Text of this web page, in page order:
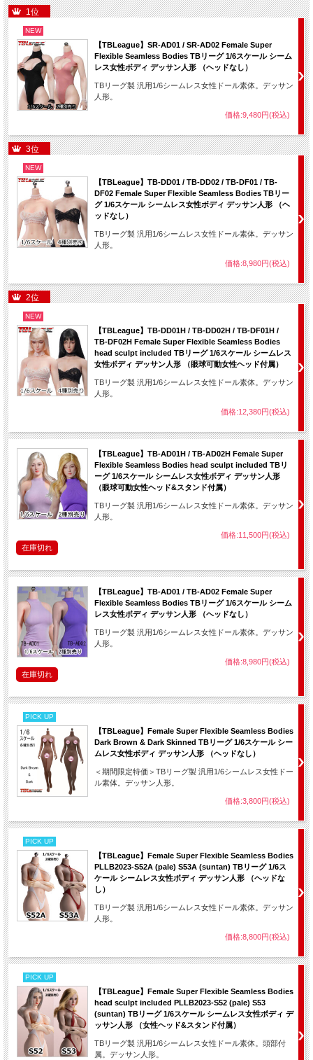
1位
NEW
【TBLeague】SR-AD01 / SR-AD02 Female Super
Flexible Seamless Bodies TBリーグ 1/6スケール シーム
レス女性ボディ デッサン人形 （ヘッドなし）
TBリーグ製 汎用1/6シームレス女性ドール素体。デッサン
人形。
価格:9,480円(税込)
3位
NEW
【TBLeague】TB-DD01 / TB-DD02 / TB-DF01 / TB-
DF02 Female Super Flexible Seamless Bodies TBリー
グ 1/6スケール シームレス女性ボディ デッサン人形 （ヘ
ッドなし）
TBリーグ製 汎用1/6シームレス女性ドール素体。デッサン
人形。
価格:8,980円(税込)
2位
NEW
【TBLeague】TB-DD01H / TB-DD02H / TB-DF01H /
TB-DF02H Female Super Flexible Seamless Bodies
head sculpt included TBリーグ 1/6スケール シームレス
女性ボディ デッサン人形 （眼球可動女性ヘッド付属）
TBリーグ製 汎用1/6シームレス女性ドール素体。デッサン
人形。
価格:12,380円(税込)
【TBLeague】TB-AD01H / TB-AD02H Female Super
Flexible Seamless Bodies head sculpt included TBリ
ーグ 1/6スケール シームレス女性ボディ デッサン人形
（眼球可動女性ヘッド&スタンド付属）
TBリーグ製 汎用1/6シームレス女性ドール素体。デッサン
人形。
価格:11,500円(税込)
在庫切れ
【TBLeague】TB-AD01 / TB-AD02 Female Super
Flexible Seamless Bodies TBリーグ 1/6スケール シーム
レス女性ボディ デッサン人形 （ヘッドなし）
TBリーグ製 汎用1/6シームレス女性ドール素体。デッサン
人形。
価格:8,980円(税込)
在庫切れ
PICK UP
【TBLeague】Female Super Flexible Seamless Bodies
Dark Brown & Dark Skinned TBリーグ 1/6スケール シー
ムレス女性ボディ デッサン人形 （ヘッドなし）
＜期間限定特価＞TBリーグ製 汎用1/6シームレス女性ドー
ル素体。デッサン人形。
価格:3,800円(税込)
PICK UP
【TBLeague】Female Super Flexible Seamless Bodies
PLLB2023-S52A (pale) S53A (suntan) TBリーグ 1/6ス
ケール シームレス女性ボディ デッサン人形 （ヘッドな
し）
TBリーグ製 汎用1/6シームレス女性ドール素体。デッサン
人形。
価格:8,800円(税込)
PICK UP
【TBLeague】Female Super Flexible Seamless Bodies
head sculpt included PLLB2023-S52 (pale) S53
(suntan) TBリーグ 1/6スケール シームレス女性ボディ デ
ッサン人形 （女性ヘッド&スタンド付属）
TBリーグ製 汎用1/6シームレス女性ドール素体。頭部付
属。デッサン人形。